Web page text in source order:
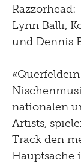
Razzorhead:
Lynn Balli,
und Dennis
nationalen
Artists,
Track den
Hauptsache